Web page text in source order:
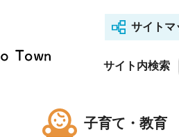
サイトマ
サイト内検索
子育て・教育